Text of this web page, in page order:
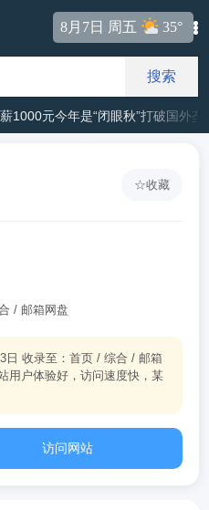
8月7日 周五 35°
搜索
1000元今年是“闭眼秋”打破国外垄
☆收藏
/ 邮箱网盘
日 收录至：首页 / 综合 / 邮箱
用户体验好，访问速度快，某
访问网站